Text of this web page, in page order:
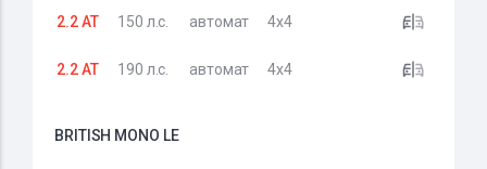
2.2 AT 150 л.с. автомат 4x4
2.2 AT 190 л.с. автомат 4x4
BRITISH MONO LE